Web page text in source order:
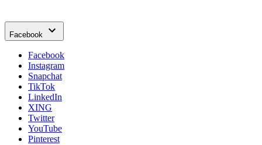
Facebook
Facebook
Instagram
Snapchat
TikTok
LinkedIn
XING
Twitter
YouTube
Pinterest